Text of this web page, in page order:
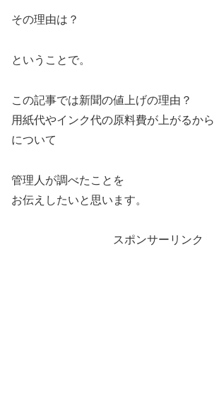
その理由は？
ということで。
この記事では新聞の値上げの理由？
用紙代やインク代の原料費が上がるから
について
管理人が調べたことを
お伝えしたいと思います。
スポンサーリンク